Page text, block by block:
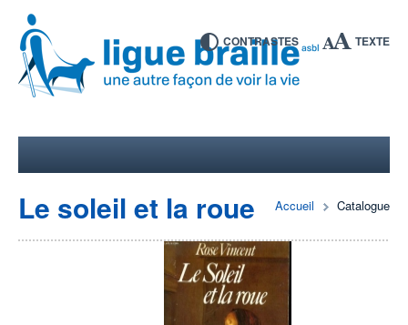
CONTRASTES TEXTE
Accueil Catalogue
Le soleil et la roue